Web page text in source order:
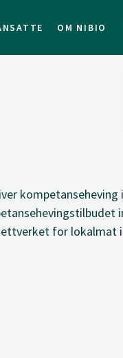
OM NIBIO
kompetanseheving
for lokalmat